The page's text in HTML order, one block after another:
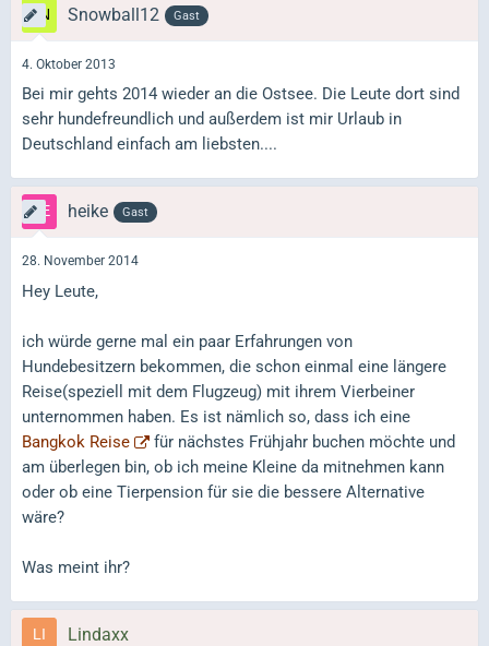
Snowball12 Gast
4. Oktober 2013
Bei mir gehts 2014 wieder an die Ostsee. Die Leute dort sind
sehr hundefreundlich und außerdem ist mir Urlaub in
Deutschland einfach am liebsten....
heike Gast
28. November 2014
Hey Leute,
ich würde gerne mal ein paar Erfahrungen von
Hundebesitzern bekommen, die schon einmal eine längere
Reise(speziell mit dem Flugzeug) mit ihrem Vierbeiner
unternommen haben. Es ist nämlich so, dass ich eine
Bangkok Reise
für nächstes Frühjahr buchen möchte und
am überlegen bin, ob ich meine Kleine da mitnehmen kann
oder ob eine Tierpension für sie die bessere Alternative
wäre?
Was meint ihr?
Lindaxx